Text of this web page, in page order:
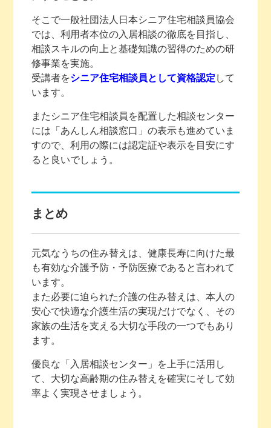
そこで一般社団法人日本シニア住宅相談員協会
では、利用者本位の入居相談の徹底を目指し、
相談スキルの向上と基礎知識の習得のための研
修事業を実施。
受講者をシニア住宅相談員として資格認定 して
います。
またシニア住宅相談員を配置した相談センター
には「あんしん相談窓口」の表示も進めていま
すので、利用の際には認定証や表示を目安にす
ると良いでしょう。
まとめ
元気なうちの住み替えは、健康長寿に向けた最
も有効な介護予防・予防医療であると言われて
います。
また必要に迫られた介護の住み替えは、本人の
安心で快適な介護生活の実現だけでなく、その
家族の生活を支える大切な手段の一つでもあり
ます。
優良な「入居相談センター」を上手に活用し
て、大切な高齢期の住み替えを確実にそして効
率よく実現させましょう。